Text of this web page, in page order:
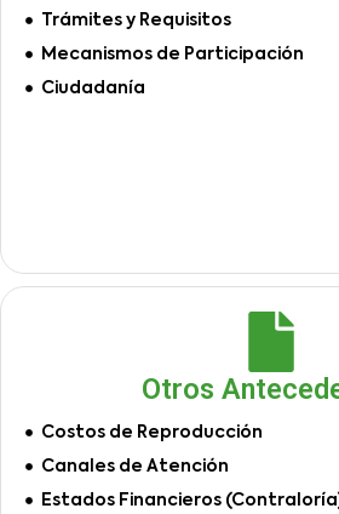
Trámites y Requisitos
Mecanismos de Participación
Ciudadanía
Otros
Costos de Reproducción
Canales de Atención
Estados Financieros